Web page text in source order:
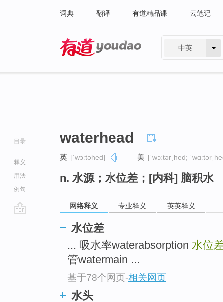
词典 翻译 有道精品课 云笔记
中英
目录
释义
用法
例句
waterhead
英 [ˈwɔːtəhed] 美 [ˈwɔːtərˌhed;
n. 水源；水位差；[内科] 脑积水
网络释义 专业释义 英英释义
水位差
... 吸水率waterabsorption 水位
管watermain ...
基于78个网页-相关网页
水头